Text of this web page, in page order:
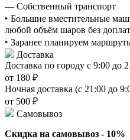
— Собственный транспорт
‣ Большие вместительные
любой объём шаров без доплат
‣ Заранее планируем
Доставка
Доставка по городу с 9:00 до
от 180 ₽
Ночная доставка (с 21:00 до
от 500 ₽
Самовывоз
Скидка на самовывоз - 10%